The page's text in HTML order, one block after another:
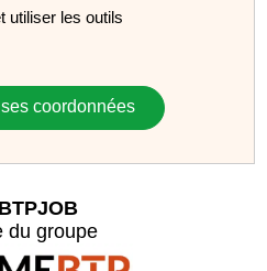
utiliser les outils
coordonnées
du groupe